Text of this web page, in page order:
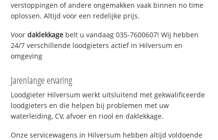
verstoppingen of andere ongemakken vaak binnen no time
oplossen. Altijd voor een redelijke prijs.
Voordaklekkage belt u vandaag 035-7600607! Wij hebben
24/7 verschillende loodgieters actief in Hilversum en
omgeving
Jarenlange ervaring
Loodgieter Hilversum werkt uitsluitend met gekwalificeerde
loodgieters en die helpen bij problemen met uw
waterleiding, CV, afvoer en riool en daklekkage.
Onze servicewagens in Hilversum hebben altijd voldoende